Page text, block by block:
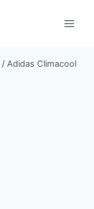
/ Adidas Climacool